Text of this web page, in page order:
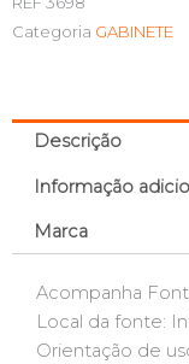
Categoria GABINETE
Descrição
Informação
Marca
Acompanha
Local da fonte:
Orientação de